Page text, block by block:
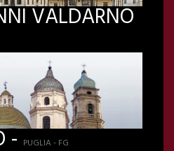
VALDARNO
-PUGLIA - FG